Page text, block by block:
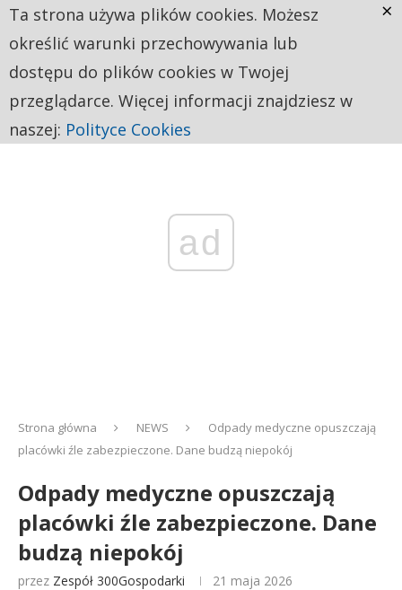
ad
Strona główna NEWS
Odpady medyczne opuszczają
placówki źle zabezpieczone. Dane budzą niepokój
Odpady medyczne opuszczają
placówki źle zabezpieczone. Dane
budzą niepokój
przez Zespół 300Gospodarki 21 maja 2026
Ta strona używa plików cookies. Możesz
określić warunki przechowywania lub
dostępu do plików cookies w Twojej
przeglądarce. Więcej informacji znajdziesz w
naszej: Polityce Cookies
×